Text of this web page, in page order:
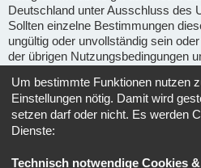
Deutschland unter Ausschluss des
Sollten einzelne Bestimmungen
ungültig oder unvollständig sein
der übrigen Nutzungsbedingungen
Gerichtsstand für alle im
entstehenden Streitigkeiten ist,
Sitz von Ape-fans.
sind in derDatenschutzerklärung
Um bestimmte Funktionen nutzen
Einstellungen nötig. Damit wird
setzen darf oder nicht. Es werden
Dienste:
Technisch notwendige Cookies